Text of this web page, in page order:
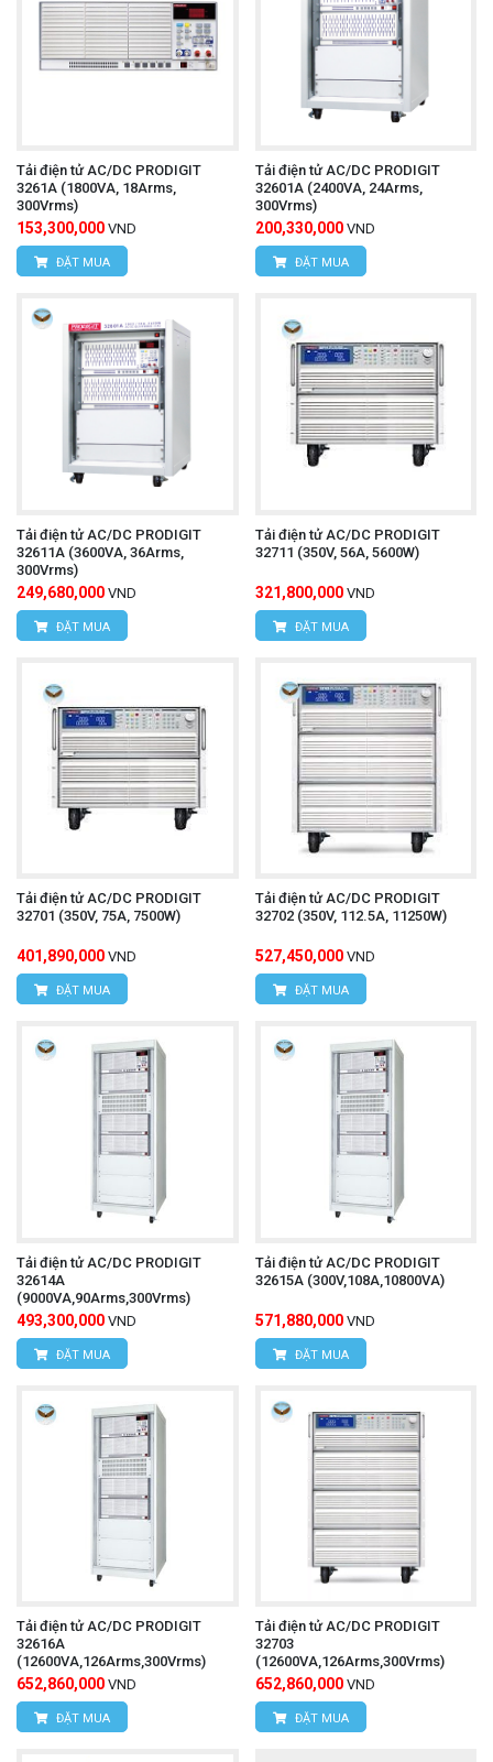
Tải điện tử AC/DC PRODIGIT
3261A (1800VA, 18Arms,
300Vrms)
153,300,000 VND
ĐẶT MUA
Tải điện tử AC/DC PRODIGIT
32601A (2400VA, 24Arms,
300Vrms)
200,330,000 VND
ĐẶT MUA
Tải điện tử AC/DC PRODIGIT
32611A (3600VA, 36Arms,
300Vrms)
249,680,000 VND
ĐẶT MUA
Tải điện tử AC/DC PRODIGIT
32711 (350V, 56A, 5600W)
321,800,000 VND
ĐẶT MUA
Tải điện tử AC/DC PRODIGIT
32701 (350V, 75A, 7500W)
401,890,000 VND
ĐẶT MUA
Tải điện tử AC/DC PRODIGIT
32702 (350V, 112.5A, 11250W)
527,450,000 VND
ĐẶT MUA
Tải điện tử AC/DC PRODIGIT
32614A
(9000VA,90Arms,300Vrms)
493,300,000 VND
ĐẶT MUA
Tải điện tử AC/DC PRODIGIT
32615A (300V,108A,10800VA)
571,880,000 VND
ĐẶT MUA
Tải điện tử AC/DC PRODIGIT
32616A
(12600VA,126Arms,300Vrms)
652,860,000 VND
ĐẶT MUA
Tải điện tử AC/DC PRODIGIT
32703
(12600VA,126Arms,300Vrms)
652,860,000 VND
ĐẶT MUA